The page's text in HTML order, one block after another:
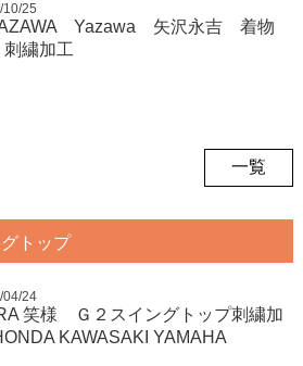
25
Yazawa 矢沢永吉 着物
繍加工
一覧
トップ
04/24
笑様 Ｇ２スイングトップ刺繍加
KAWASAKI YAMAHA